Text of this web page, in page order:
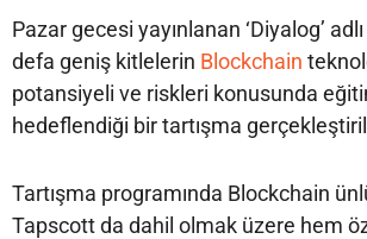
Pazar gecesi yayınlanan ‘Diyalog’
defa geniş kitlelerin Blockchain
potansiyeli ve riskleri konusunda
hedeflendiği bir tartışma
Tartışma programında Blockchain
Tapscott da dahil olmak üzere hem